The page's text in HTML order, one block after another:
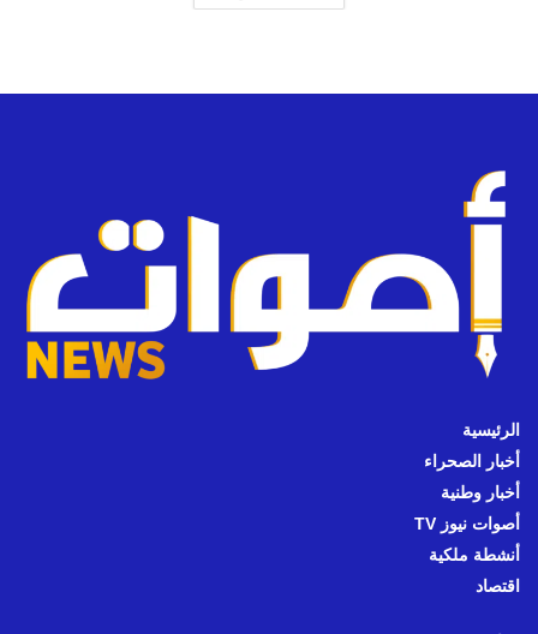
الرئيسية
أخبار الصحراء
أخبار وطنية
أصوات نيوز TV
أنشطة ملكية
اقتصاد